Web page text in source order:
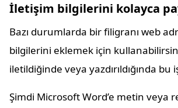
İletişim bilgilerini kolayca
Bazı durumlarda bir filigranı web
bilgilerini eklemek için
iletildiğinde veya yazdırıldığında bu
Şimdi Microsoft Word’e metin veya